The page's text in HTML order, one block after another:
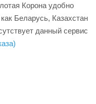
Корона удобно
Беларусь, Казахстан
данный сервис